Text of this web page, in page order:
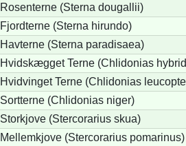
Rosenterne (Sterna dougallii)
Fjordterne (Sterna hirundo)
Havterne (Sterna paradisaea)
Hvidskægget Terne (Chlidonias
Hvidvinget Terne (Chlidonias
Sortterne (Chlidonias niger)
Storkjove (Stercorarius skua)
Mellemkjove (Stercorarius pomarinus)